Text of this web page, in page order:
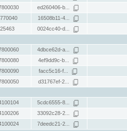
ed260406-b...
16508b11-4...
25463 0024cc40-d...
4dbce62d-a...
4ef9dd9c-b...
facc5c16-f...
d31767ef-2...
5cdc6555-8...
33092c28-2...
7deedc21-2...